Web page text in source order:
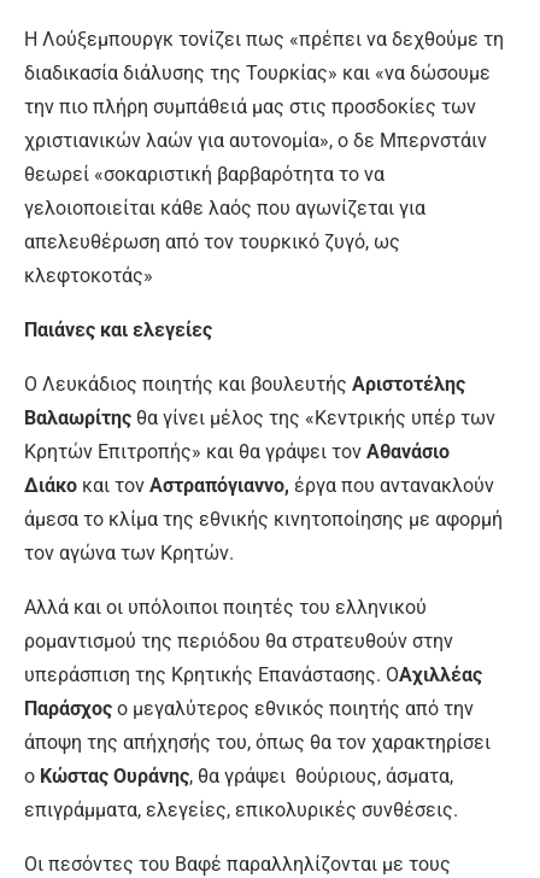
Η Λούξεμπουργκ τονίζει πως «πρέπει να δεχθούμε τη
διαδικασία διάλυσης της Τουρκίας» και «να δώσουμε
την πιο πλήρη συμπάθειά μας στις προσδοκίες των
χριστιανικών λαών για αυτονομία», ο δε Μπερνστάιν
θεωρεί «σοκαριστική βαρβαρότητα το να
γελοιοποιείται κάθε λαός που αγωνίζεται για
απελευθέρωση από τον τουρκικό ζυγό, ως
κλεφτοκοτάς»
Παιάνες και ελεγείες
Ο Λευκάδιος ποιητής και βουλευτής Αριστοτέλης
Βαλαωρίτης θα γίνει μέλος της «Κεντρικής υπέρ των
Κρητών Επιτροπής» και θα γράψει τον Αθανάσιο
Διάκο και τον Αστραπόγιαννο, έργα που αντανακλούν
άμεσα το κλίμα της εθνικής κινητοποίησης με αφορμή
τον αγώνα των Κρητών.
Αλλά και οι υπόλοιποι ποιητές του ελληνικού
ρομαντισμού της περιόδου θα στρατευθούν στην
υπεράσπιση της Κρητικής Επανάστασης. ΟΑχιλλέας
Παράσχος ο μεγαλύτερος εθνικός ποιητής από την
άποψη της απήχησής του, όπως θα τον χαρακτηρίσει
ο Κώστας Ουράνης, θα γράψει θούριους, άσματα,
επιγράμματα, ελεγείες, επικολυρικές συνθέσεις.
Οι πεσόντες του Βαφέ παραλληλίζονται με τους